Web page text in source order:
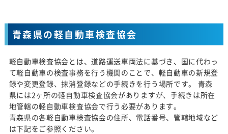
青森県の軽自動車検査協会
軽自動車検査協会とは、道路運送車両法に基づき、国に代わっ
て軽自動車の検査事務を行う機関のことで、軽自動車の新規登
録や変更登録、抹消登録などの手続きを行う場所です。 青森
県には2ヶ所の軽自動車検査協会がありますが、手続きは所在
地管轄の軽自動車検査協会で行う必要があります。
青森県の各軽自動車検査協会の住所、電話番号、管轄地域など
は下記をご参照ください。